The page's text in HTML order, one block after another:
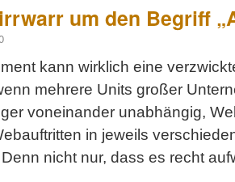
um den Begriff
kann wirklich eine
mehrere Units großer
voneinander unabhängig,
in jeweils
nicht nur, dass es recht